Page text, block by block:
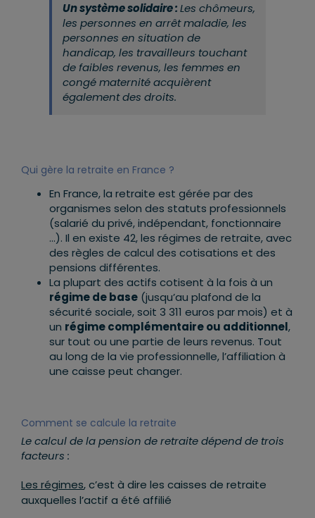
Un système solidaire :Les chômeurs,
les personnes en arrêt maladie, les
personnes en situation de
handicap, les travailleurs touchant
de faibles revenus, les femmes en
congé maternité acquièrent
également des droits.
Qui gère la retraite en France ?
En France, la retraite est gérée par des
organismes selon des statuts professionnels
(salarié du privé, indépendant, fonctionnaire
…). Il en existe 42, les régimes de retraite, avec
des règles de calcul des cotisations et des
pensions différentes.
La plupart des actifs cotisent à la fois à un
régime de base (jusqu’au plafond de la
sécurité sociale, soit 3 311 euros par mois) et à
un régime complémentaire ou additionnel,
sur tout ou une partie de leurs revenus. Tout
au long de la vie professionnelle, l’affiliation à
une caisse peut changer.
Comment se calcule la retraite
Le calcul de la pension de retraite dépend de trois
facteurs :
Les régimes, c’est à dire les caisses de retraite
auxquelles l’actif a été affilié